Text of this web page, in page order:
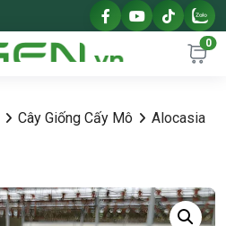
0
Cây Giống Cấy Mô
Alocasia